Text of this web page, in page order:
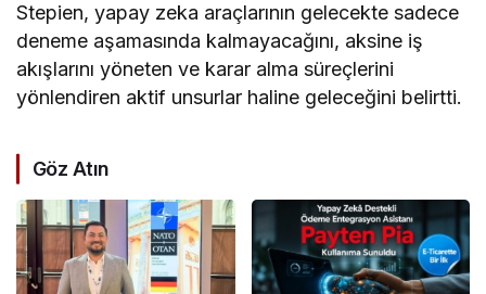
Stepien, yapay zeka araçlarının gelecekte sadece
deneme aşamasında kalmayacağını, aksine iş
akışlarını yöneten ve karar alma süreçlerini
yönlendiren aktif unsurlar haline geleceğini belirtti.
Göz Atın